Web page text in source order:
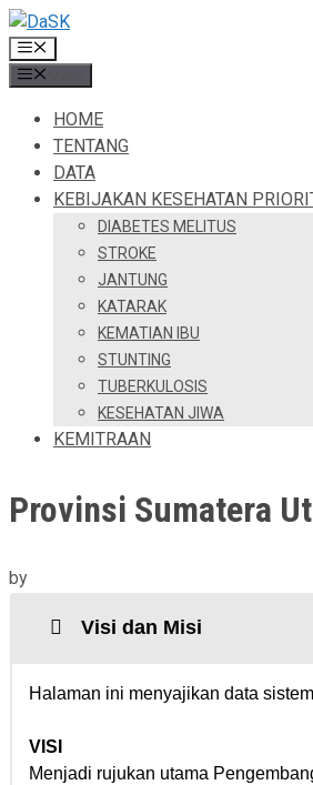
Skip
to
content
Menu
HOME
TENTANG
DATA
KEBIJAKAN KESEHATAN
DIABETES MELITUS
STROKE
JANTUNG
KATARAK
KEMATIAN IBU
STUNTING
TUBERKULOSIS
KESEHATAN JIWA
KEMITRAAN
Provinsi Sumatera
by
Visi dan Misi
Halaman ini menyajikan data
VISI
Menjadi rujukan utama